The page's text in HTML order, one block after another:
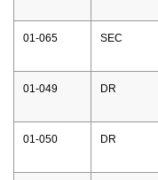
01-065 SEC
01-049 DR
01-050 DR